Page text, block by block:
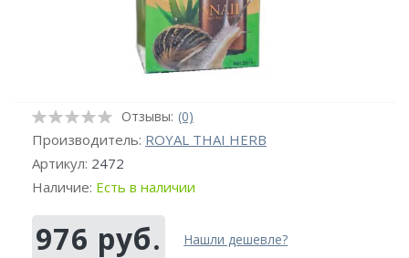
Отзывы: (0)
Производитель: ROYAL THAI HERB
Артикул: 2472
Наличие: Есть в наличии
976 руб. Нашли дешевле?